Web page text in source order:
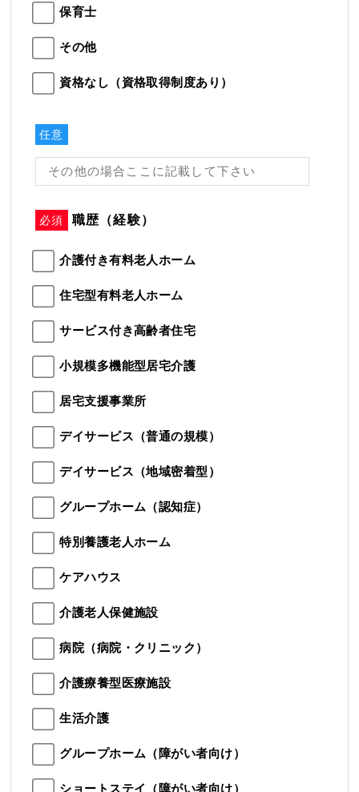
保育士
その他
資格なし（資格取得制度あり）
任意
必須 職歴（経験）
介護付き有料老人ホーム
住宅型有料老人ホーム
サービス付き高齢者住宅
小規模多機能型居宅介護
居宅支援事業所
デイサービス（普通の規模）
デイサービス（地域密着型）
グループホーム（認知症）
特別養護老人ホーム
ケアハウス
介護老人保健施設
病院（病院・クリニック）
介護療養型医療施設
生活介護
グループホーム（障がい者向け）
ショートステイ（障がい者向け）